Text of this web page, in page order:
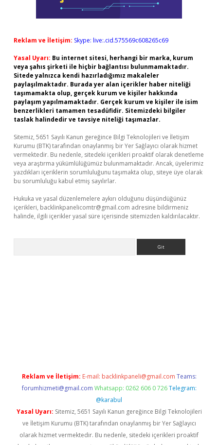
Reklam ve İletişim: Skype: live:.cid.575569c608265c69
Yasal Uyarı: Bu internet sitesi, herhangi bir marka, kurum
veya şahıs şirketi ile hiçbir bağlantısı bulunmamaktadır.
Sitede yalnızca kendi hazırladığımız makaleler
paylaşılmaktadır. Burada yer alan içerikler haber niteliği
taşımamakta olup, gerçek kurum ve kişiler hakkında
paylaşım yapılmamaktadır. Gerçek kurum ve kişiler ile isim
benzerlikleri tamamen tesadüfidir. Sitemizdeki bilgiler
taslak halindedir ve tavsiye niteliği taşımazlar.
Sitemiz, 5651 Sayılı Kanun gereğince Bilgi Teknolojileri ve İletişim
Kurumu (BTK) tarafından onaylanmış bir Yer Sağlayıcı olarak hizmet
vermektedir. Bu nedenle, sitedeki içerikleri proaktif olarak denetleme
veya araştırma yükümlülüğümüz bulunmamaktadır. Ancak, üyelerimiz
yazdıkları içeriklerin sorumluluğunu taşımakta olup, siteye üye olarak
bu sorumluluğu kabul etmiş sayılırlar.
Hukuka ve yasal düzenlemelere aykırı olduğunu düşündüğünüz
içerikleri, backlinkpanelicomtr@gmail.com adresine bildirmeniz
halinde, ilgili içerikler yasal süre içerisinde sitemizden kaldırılacaktır.
Reklam ve İletişim: E-mail: backlinkpaneli@gmail.com Teams:
forumhizmeti@gmail.com Whatsapp: 0262 606 0 726 Telegram:
@karabul
Yasal Uyarı: Sitemiz, 5651 Sayılı Kanun gereğince Bilgi Teknolojileri
ve İletişim Kurumu (BTK) tarafından onaylanmış bir Yer Sağlayıcı
olarak hizmet vermektedir. Bu nedenle, sitedeki içerikleri proaktif